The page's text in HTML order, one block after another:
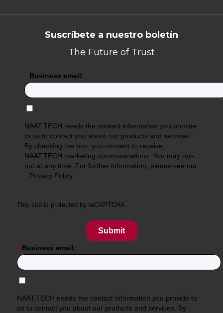
Suscríbete a nuestro boletín
The Future of Trust
* Business email:
NAAT.TECH needs the contact information you provide
to us to contact you about our products and services.
By checking the box, you consent to receive
NAAT.TECH marketing communications. You may opt-
out at any time. For further information, please see our
Privacy Policy
.
This site is protected by reCAPTCHA.
Submit
* Business email:
NAAT.TECH needs the contact information you provide to
us to contact you about our products and services. By